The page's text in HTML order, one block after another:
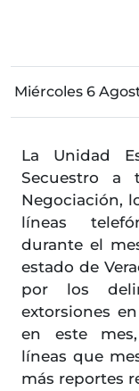
Miércoles 6
La Unidad
Secuestro a
Negociación,
líneas
durante el
estado de
por los
extorsiones
en este
líneas que
más reportes